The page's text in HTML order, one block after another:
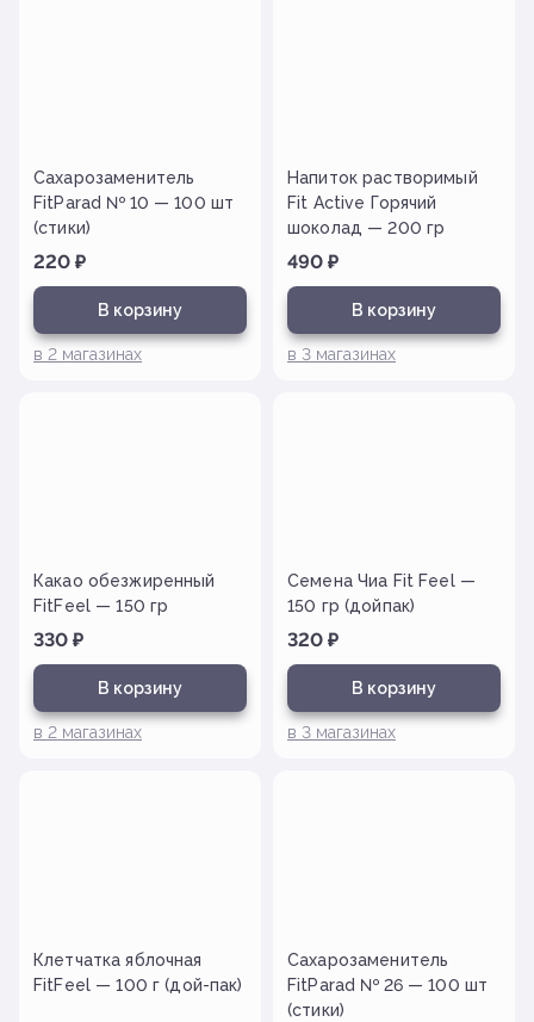
Сахарозаменитель
FitParad № 10 — 100 шт
(стики)
220 ₽
В корзину
в 2 магазинах
Напиток растворимый
Fit Active Горячий
шоколад — 200 гр
490 ₽
В корзину
в 3 магазинах
Какао обезжиренный
FitFeel — 150 гр
330 ₽
В корзину
в 2 магазинах
Семена Чиа Fit Feel —
150 гр (дойпак)
320 ₽
В корзину
в 3 магазинах
Клетчатка яблочная
FitFeel — 100 г (дой-пак)
Сахарозаменитель
FitParad № 26 — 100 шт
(стики)